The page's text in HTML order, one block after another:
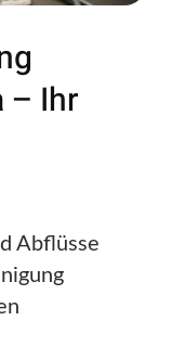
– Ihr
Abflüsse